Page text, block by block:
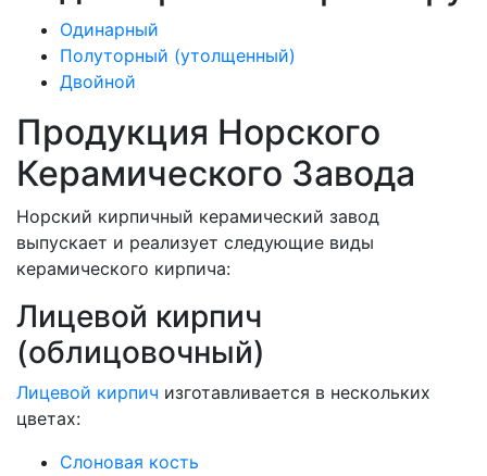
Одинарный
Полуторный (утолщенный)
Двойной
Продукция Норского
Керамического Завода
Норский кирпичный керамический завод
выпускает и реализует следующие виды
керамического кирпича:
Лицевой кирпич
(облицовочный)
Лицевой кирпич изготавливается в нескольких
цветах:
Слоновая кость